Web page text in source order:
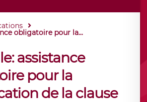
obligatoire pour la...
assistance
pour la
de la clause